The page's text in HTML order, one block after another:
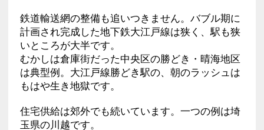
鉄道輸送網の整備も追いつきません。バブル期に
計画され完成した地下鉄大江戸線は狭く、駅も狭
いところが大半です。
むかしは倉庫街だった中央区の勝どき・晴海地区
は典型例。大江戸線勝どき駅の、朝のラッシュは
もはや生き地獄です。
住宅供給は郊外でも続いています。一つの例は埼
玉県の川越です。